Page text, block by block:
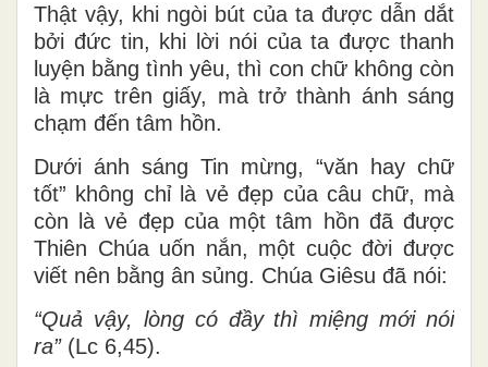
Thật vậy, khi ngòi bút của ta được dẫn dắt
bởi đức tin, khi lời nói của ta được thanh
luyện bằng tình yêu, thì con chữ không còn
là mực trên giấy, mà trở thành ánh sáng
chạm đến tâm hồn.
Dưới ánh sáng Tin mừng, “văn hay chữ
tốt” không chỉ là vẻ đẹp của câu chữ, mà
còn là vẻ đẹp của một tâm hồn đã được
Thiên Chúa uốn nắn, một cuộc đời được
viết nên bằng ân sủng. Chúa Giêsu đã nói:
“Quả vậy, lòng có đầy thì miệng mới nói
ra” (Lc 6,45).